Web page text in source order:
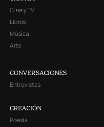
Cine y TV
Libros
Música
Arte
CONVERSACIONES
Entrevistas
CREACIÓN
Poesía